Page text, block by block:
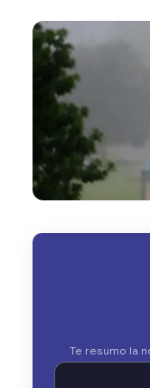
Te resumo la